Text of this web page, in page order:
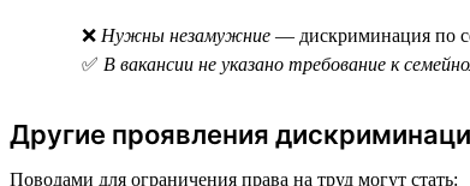
❌ Нужны незамужние — дискриминация по
✅ В вакансии не указано требование к
Другие проявления
Поводами для ограничения права на труд могут стать: